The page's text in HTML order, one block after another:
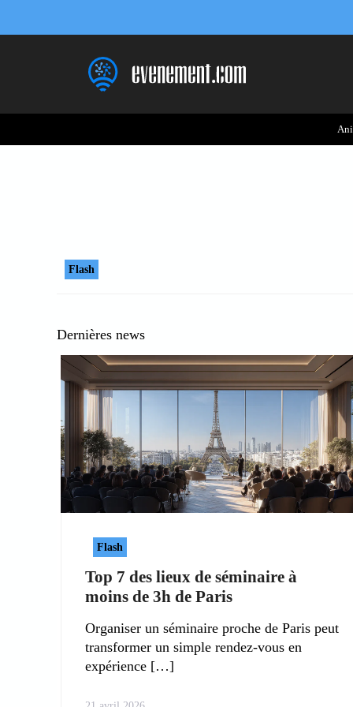
Flash
Dernières news
Flash
Top 7 des lieux de séminaire à
moins de 3h de Paris
Organiser un séminaire proche de Paris peut
transformer un simple rendez-vous en
expérience